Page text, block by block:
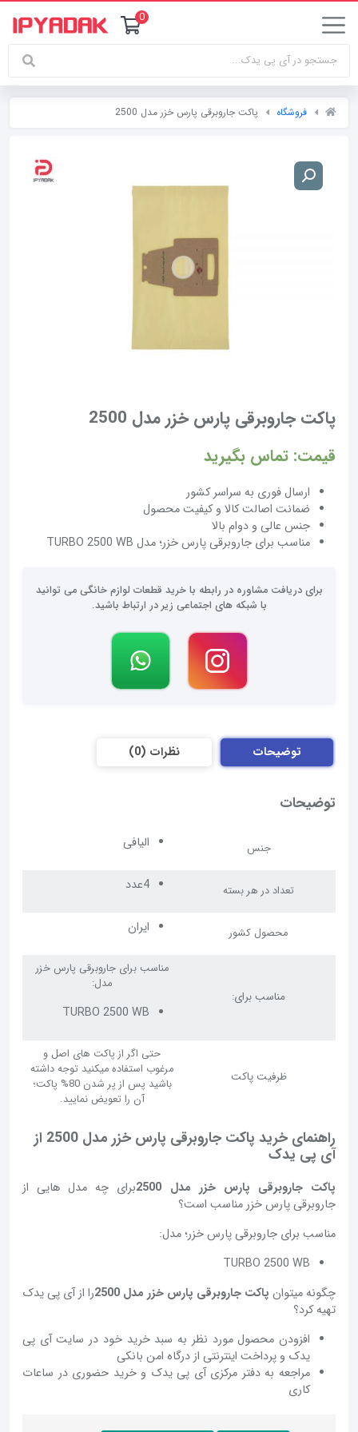
0
فروشگاه پاکت جاروبرقی پارس خزر مدل 2500
پاکت جاروبرقی پارس خزر مدل 2500
قیمت: تماس بگیرید
ارسال فوری به سراسر کشور
ضمانت اصالت کالا و کیفیت محصول
جنس عالی و دوام بالا
مناسب برای جاروبرقی پارس خزر؛ مدل TURBO 2500 WB
برای دریافت مشاوره در رابطه با خرید قطعات لوازم خانگی می توانید
با شبکه های اجتماعی زیر در ارتباط باشید.
توضیحات نظرات (0)
توضیحات
جنس الیافی
تعداد در هر بسته 4عدد
محصول کشور ایران
مناسب برای:
مناسب برای جاروبرقی پارس خزر
مدل:
TURBO 2500 WB
ظرفیت پاکت
حتی اگر از پاکت های اصل و
مرغوب استفاده میکنید توجه داشته
باشید پس از پر شدن 80% پاکت؛
آن را تعویض نمایید.
راهنمای خرید پاکت جاروبرقی پارس خزر مدل 2500 از
آی پی یدک
پاکت جاروبرقی پارس خزر مدل 2500
برای چه مدل هایی از
جاروبرقی پارس خزر مناسب است؟
مناسب برای جاروبرقی پارس خزر؛ مدل:
TURBO 2500 WB
چگونه میتوان پاکت جاروبرقی پارس خزر مدل 2500
را از آی پی یدک
تهیه کرد؟
افزودن محصول مورد نظر به سبد خرید خود در سایت آی پی
یدک و پرداخت اینترنتی از درگاه امن بانکی
مراجعه به دفتر مرکزی آی پی یدک و خرید حضوری در ساعات
کاری